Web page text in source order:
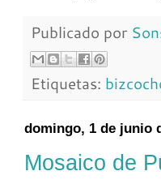
Publicado por
Etiquetas:
domingo, 1 de junio
Mosaico de